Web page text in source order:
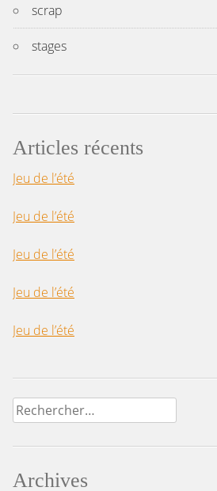
scrap
stages
Articles récents
Jeu de l’été
Jeu de l’été
Jeu de l’été
Jeu de l’été
Jeu de l’été
Rechercher :
Archives